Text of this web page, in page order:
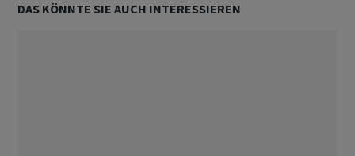
DAS KÖNNTE SIE AUCH INTERESSIEREN